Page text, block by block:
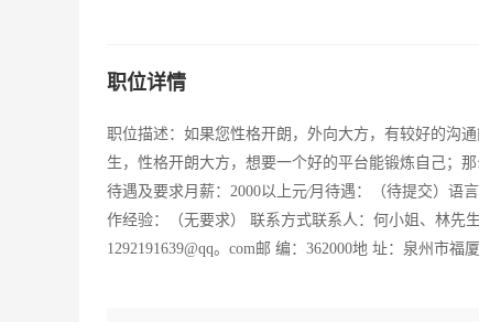
职位详情
职位描述：如果您性格开朗，外向大方，有较好的沟
生，性格开朗大方，想要一个好的平台能锻炼自己；
待遇及要求月薪：2000以上元∕月待遇：（待提交）
作经验：（无要求） 联系方式联系人：何小姐、林先生
1292191639@qq。com邮 编：362000地 址：泉州市福